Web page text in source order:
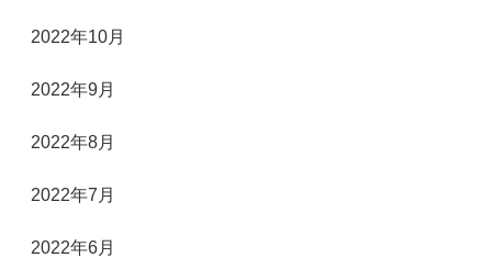
2022年10月
2022年9月
2022年8月
2022年7月
2022年6月